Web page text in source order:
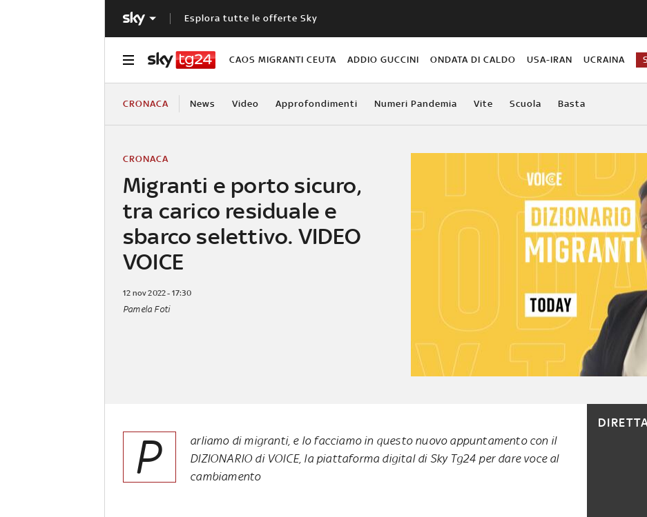
Esplora tutte le offerte Sky
CAOS MIGRANTI CEUTA ADDIO GUCCINI ONDATA DI CALDO USA-IRAN UCRAINA
CRONACA News Video Approfondimenti Numeri Pandemia Vite Scuola Basta
Migranti e porto sicuro,
tra carico residuale e
sbarco selettivo. VIDEO
VOICE
CRONACA
12 nov 2022 - 17:30
Pamela Foti
P
arliamo di migranti, e lo facciamo in questo nuovo appuntamento con il
DIZIONARIO di VOICE, la piattaforma digital di Sky Tg24 per dare voce al
cambiamento